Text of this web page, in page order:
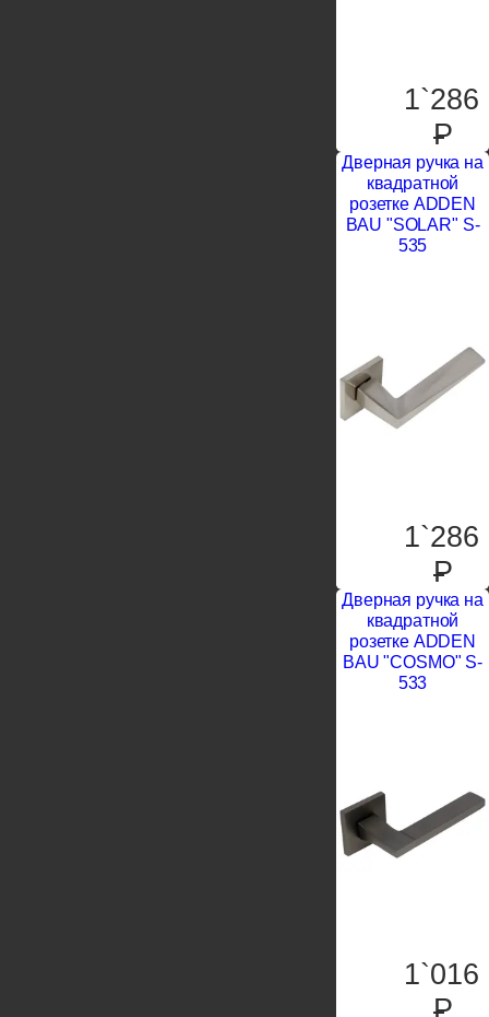
1`286
P
Дверная ручка на
квадратной
розетке ADDEN
BAU "SOLAR" S-
535
1`286
P
Дверная ручка на
квадратной
розетке ADDEN
BAU "COSMO" S-
533
1`016
P